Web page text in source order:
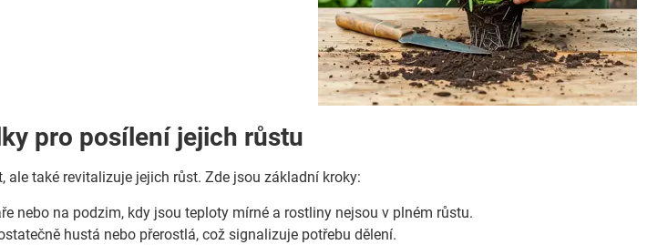
pro posílení jejich růstu
ale také revitalizuje jejich růst. Zde jsou základní kroky:
nebo na podzim, kdy jsou teploty mírné a rostliny nejsou v plném růstu.
hustá nebo přerostlá, což signalizuje potřebu dělení.